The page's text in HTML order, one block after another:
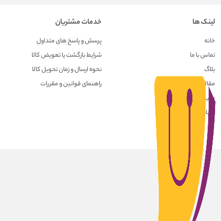
لینک ها
خانه
تماس با ما
بلاگ
مقالات
حریم خصوصی کاربران
درباره ما
خدمات مشتریان
پرسش و پاسخ های متداول
شرایط بازگشت یا تعویض کالا
نحوه ارسال و زمان تحویل کالا
راهنمای قوانین و مقررات